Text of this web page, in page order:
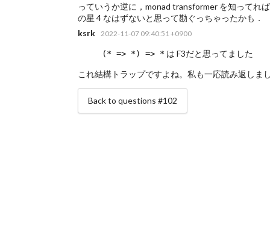
っていうか逆に，monad transformer を知ってれ
の星 4 なはずないと思って勘ぐっちゃったかも．
ksrk
2022-11-07 09:40:51 +0900
(* => *) => * は F3だと思ってました
これ結構トラップですよね。私も一応読み返しま
Back to questions #102